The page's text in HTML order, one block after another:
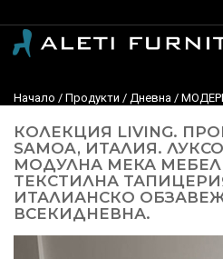
Начало / Продукти / Дневна /
КОЛЕКЦИЯ LIVING.
SAMOA, ИТАЛИЯ.
МОДУЛНА МЕКА
ТЕКСТИЛНА
ИТАЛИАНСКО
ВСЕКИДНЕВНА.